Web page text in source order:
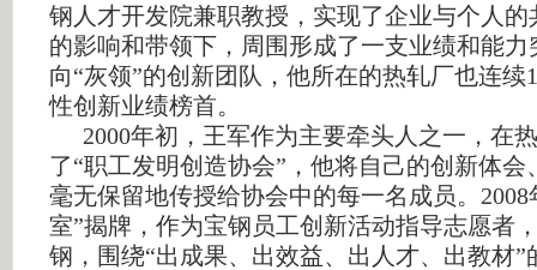
钢人才开发院兼职教授，实现了企业与个人
的影响和带领下，周围形成了一支业绩和能力
向“灰领”的创新团队，他所在的热轧厂也连续
性创新业绩榜首。
2000年初，王军作为主要牵头人之一，在
了“职工发明创造协会”，他将自己的创新体会
毫无保留地传授给协会中的每一名成员。 2008
室”揭牌，作为宝钢员工创新活动指导志愿者
钢，围绕“出成果、出效益、出人才、出教材”